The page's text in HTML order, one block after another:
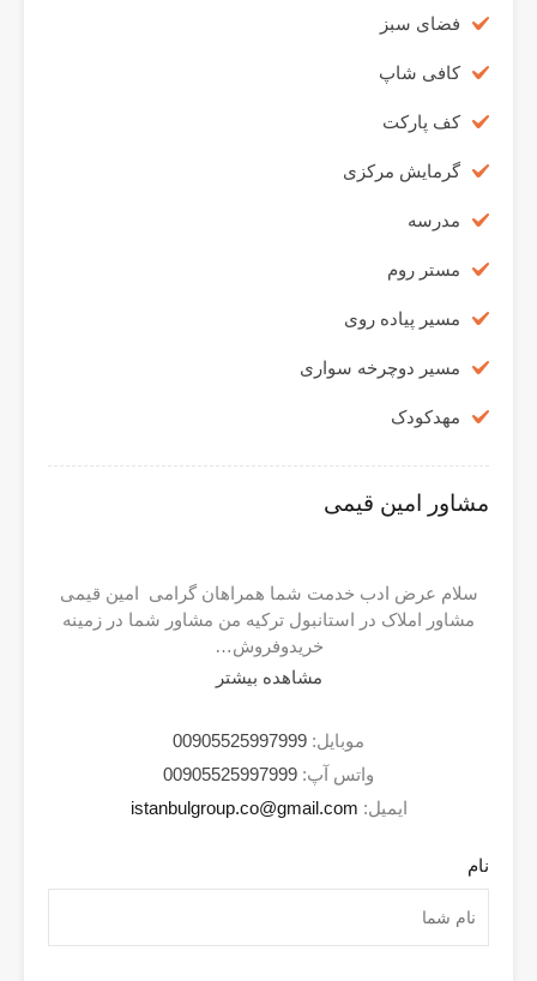
فضای سبز
کافی شاپ
کف پارکت
گرمایش مرکزی
مدرسه
مستر روم
مسیر پیاده روی
مسیر دوچرخه سواری
مهدکودک
مشاور امین قیمی
سلام عرض ادب خدمت شما همراهان گرامی امین قیمی
مشاور املاک در استانبول ترکیه من مشاور شما در زمینه
خریدوفروش…
مشاهده بیشتر
موبایل: 00905525997999
واتس آپ: 00905525997999
ایمیل: istanbulgroup.co@gmail.com
نام